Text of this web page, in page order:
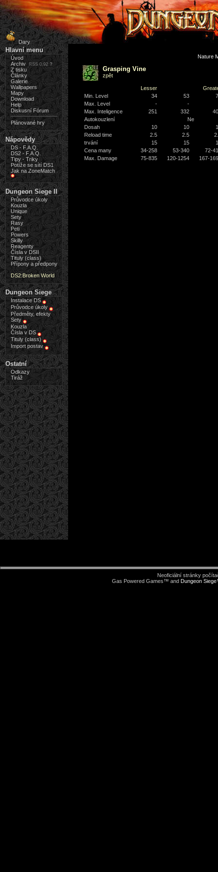
Dary
Hlavní menu
Úvod
Archiv
RSS 0.92 ?
Z tisku
Články
Galerie
Wallpapers
Mapy
Download
Help
Diskusní Fórum
Plánované hry
Nápovědy
DS - F.A.Q.
DS2 - F.A.Q.
Tipy - Triky
Potíže se sítí DS1
Jak na ZoneMatch
Dungeon Siege II
Průvodce úkoly
Kouzla
Unique
Sety
Rasy
Peti
Powers
Skilly
Reagenty
Čísla v DSII
Tituly (class)
Přípony a předpony
DS2:Broken World
Dungeon Siege
Instalace DS
Průvodce úkoly
Předměty, efekty
Sety
Kouzla
Čísla v DS
Tituly (class)
Import postav
Ostatní
Odkazy
Tiráž
Nature
Grasping Vine
zpět
Lesser
Min. Level
34 53
Max. Level
-
-
Max. Inteligence
251 332
Autokouzlení
Ne
Dosah
10 10
Reload time
2.5 2.5
trvání
15 15
Cena many
34-258 53-340
72-
Max. Damage
75-835 120-1254 167-
Neoficiální stránky
Gas Powered Games™ and Dungeon